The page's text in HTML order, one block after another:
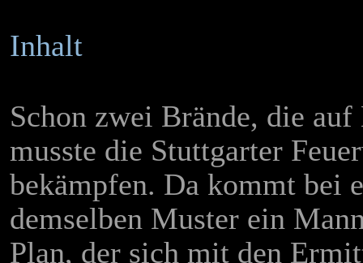
Inhalt
Schon zwei Brände, die
musste die Stuttgarter
bekämpfen. Da kommt bei
demselben Muster ein
Plan, der sich mit den